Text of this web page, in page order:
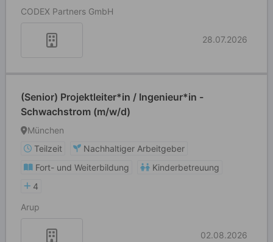
CODEX Partners GmbH
28.07.2026
(Senior) Projektleiter*in / Ingenieur*in -
Schwachstrom (m/w/d)
München
Teilzeit
Nachhaltiger Arbeitgeber
Fort- und Weiterbildung
Kinderbetreuung
4
Arup
02.08.2026